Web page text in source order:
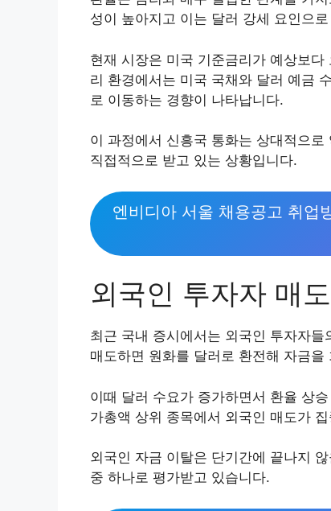
성이 높아지고 이는 달러 강세 요인으
현재 시장은 미국 기준금리가 예상보
리 환경에서는 미국 국채와 달러 예금
로 이동하는 경향이 나타납니다.
이 과정에서 신흥국 통화는 상대적으
직접적으로 받고 있는 상황입니다.
엔비디아 서울 채용공고 취업
외국인 투자자 매
최근 국내 증시에서는 외국인 투자자
매도하면 원화를 달러로 환전해 자금
이때 달러 수요가 증가하면서 환율 상
가총액 상위 종목에서 외국인 매도가
외국인 자금 이탈은 단기간에 끝나지
중 하나로 평가받고 있습니다.